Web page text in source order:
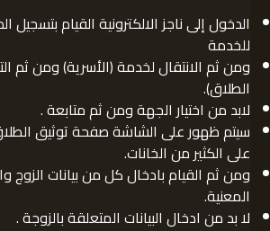
الدخول إلى ناجز الالكترونية القيام
للخدمة
ومن ثم الانتقال لخدمة (الأسرية) ومن ثم
الطلاق).
لابد من اختيار الجهة ومن ثم متابعة .
سيتم ظهور على الشاشة صفحة توثيق
على الكثير من الخانات.
ومن ثم القيام بادخال كل من بيانات الزوج
المعنية.
لا بد من ادخال البيانات المتعلقة بالزوجة .